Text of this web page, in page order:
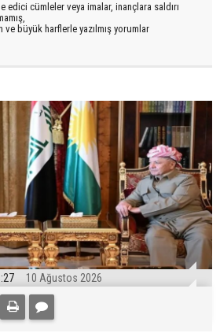
edici cümleler veya imalar, inançlara saldırı
ve büyük harflerle yazılmış yorumlar
10 Ağustos 2026